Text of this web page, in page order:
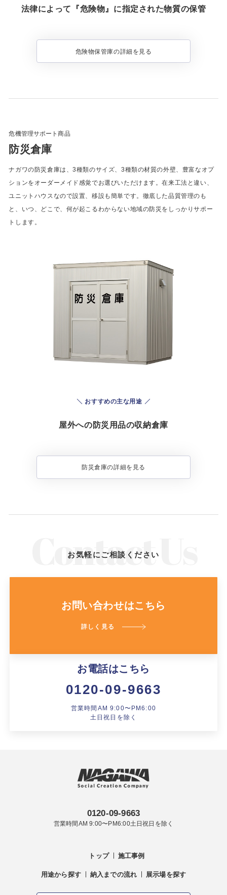
法律によって『危険物』に指定された物質の保管
危険物保管庫の詳細を見る
危機管理サポート商品
防災倉庫
ナガワの防災倉庫は、3種類のサイズ、3種類の材質の外壁、豊富なオプ
ションをオーダーメイド感覚でお選びいただけます。在来工法と違い、
ユニットハウスなので設置、移設も簡単です。徹底した品質管理のも
と、いつ、どこで、何が起こるわからない地域の防災をしっかりサポー
トします。
おすすめの主な用途
屋外への防災用品の収納倉庫
防災倉庫の詳細を見る
お気軽にご相談ください
お問い合わせはこちら
詳しく見る
お電話はこちら
0120-09-9663
営業時間AM 9:00〜PM6:00
土日祝日を除く
0120-09-9663
営業時間AM 9:00〜PM6:00土日祝日を除く
トップ 施工事例
用途から探す 納入までの流れ 展示場を探す